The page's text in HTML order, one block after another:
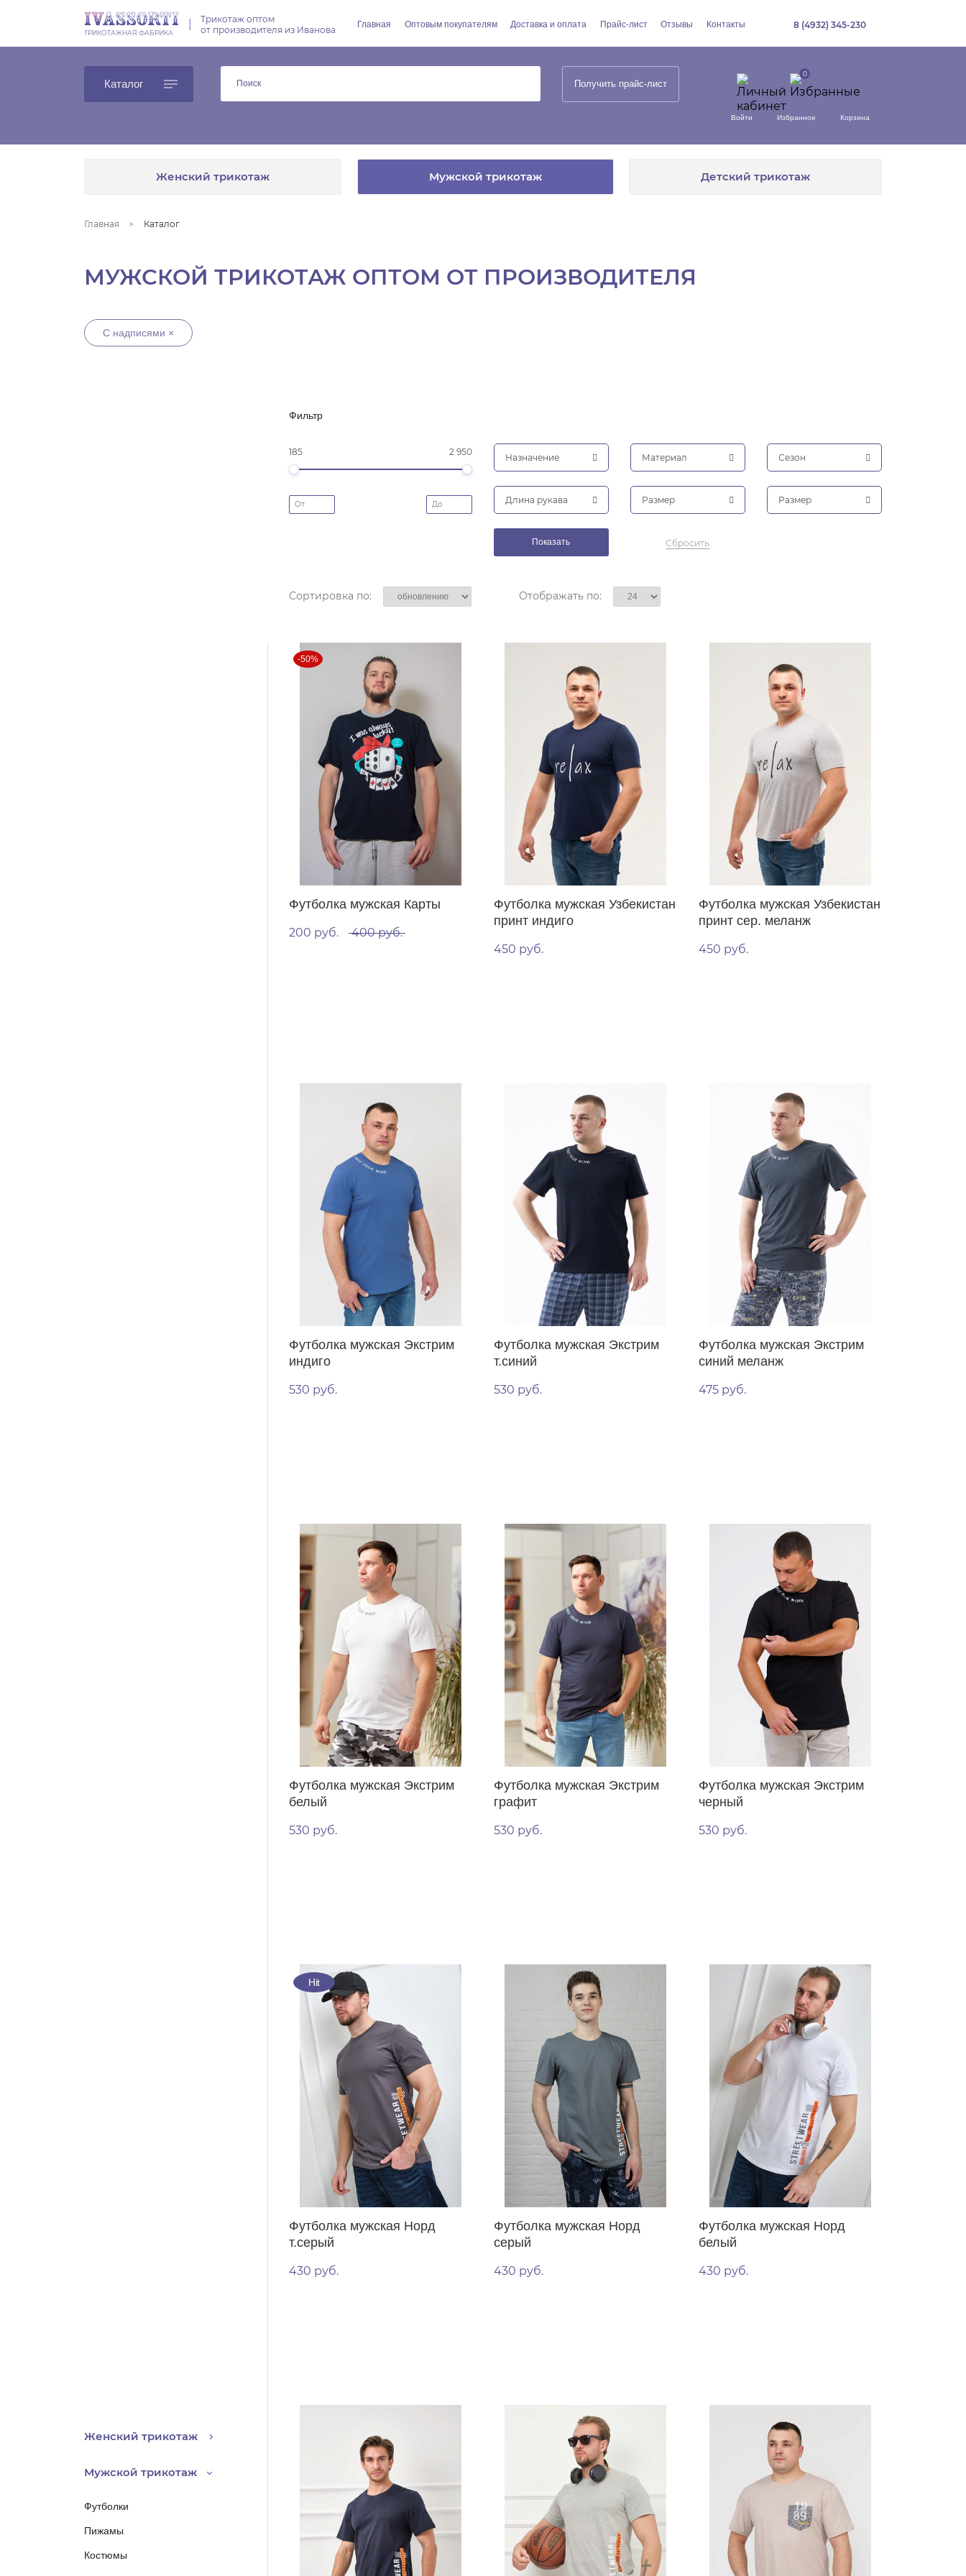
ТРИКОТАЖНАЯ ФАБРИКА
Трикотаж оптом
от производителя из Иванова
Главная Оптовым покупателям Доставка и оплата Прайс-лист Отзывы Контакты 8 (4932) 345-230
Каталог Получить прайс-лист
Войти Избранное Корзина
Женский трикотаж Мужской трикотаж Детский трикотаж
Главная Каталог
МУЖСКОЙ ТРИКОТАЖ ОПТОМ ОТ ПРОИЗВОДИТЕЛЯ
С надписями ×
Женский трикотаж
Мужской трикотаж
Футболки
Пижамы
Костюмы
Фильтр
185 2 950
Назначение Материал Сезон
Длина рукава Размер Размер
Сортировка по: Отображать по:
-50%
Футболка мужская Карты
200 руб. 400 руб.
Футболка мужская Узбекистан
принт индиго
450 руб.
Футболка мужская Узбекистан
принт сер. меланж
450 руб.
Футболка мужская Экстрим
индиго
530 руб.
Футболка мужская Экстрим
т.синий
530 руб.
Футболка мужская Экстрим
синий меланж
475 руб.
Футболка мужская Экстрим
белый
530 руб.
Футболка мужская Экстрим
графит
530 руб.
Футболка мужская Экстрим
черный
530 руб.
Hit
Футболка мужская Норд
т.серый
430 руб.
Футболка мужская Норд
серый
430 руб.
Футболка мужская Норд
белый
430 руб.